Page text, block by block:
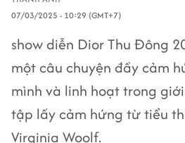
07/03/2025 - 10:29 (GMT+7)
show diễn Dior Thu Đông
một câu chuyện đầy cảm
mình và linh hoạt trong
tập lấy cảm hứng từ tiểu
Virginia Woolf.